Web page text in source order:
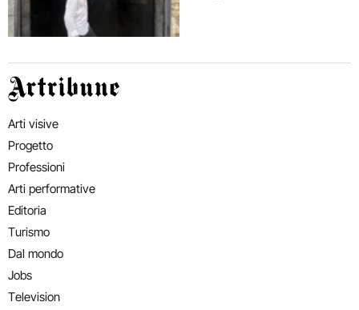
Artribune
Arti visive
Progetto
Professioni
Arti performative
Editoria
Turismo
Dal mondo
Jobs
Television